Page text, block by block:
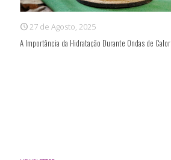
27 de Agosto, 2025
A Importância da Hidratação Durante Ondas de Calor